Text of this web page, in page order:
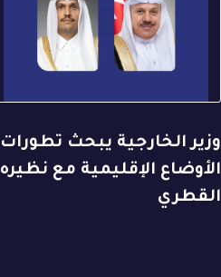
وزير الخارجية يبحث تطورات
الأوضاع الإقليمية مع نظيره
القطري